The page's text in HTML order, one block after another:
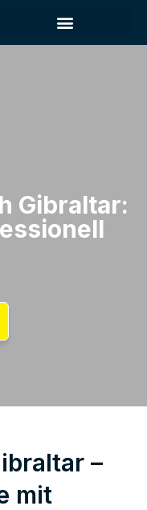
Gibraltar:
–
mit